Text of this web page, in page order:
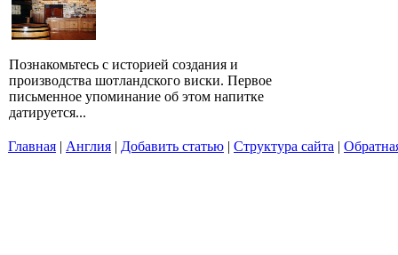
Познакомьтесь с историей создания и
производства шотландского виски. Первое
письменное упоминание об этом напитке
датируется...
Главная | Англия | Добавить статью | Структура сайта |